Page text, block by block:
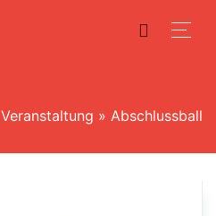
Veranstaltung » Abschlussball